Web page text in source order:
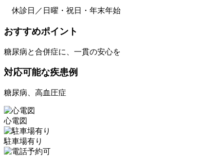
休診日／日曜・祝日・年末年始
おすすめポイント
糖尿病と合併症に、一貫の安心を
対応可能な疾患例
糖尿病、高血圧症
心電図
駐車場有り